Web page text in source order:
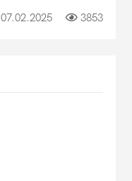
07.02.2025 3853